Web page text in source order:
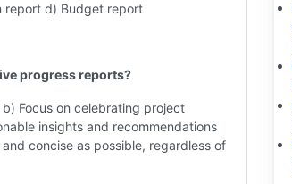
report d) Budget report
progress reports?
Focus on celebrating project
insights and recommendations
concise as possible, regardless of